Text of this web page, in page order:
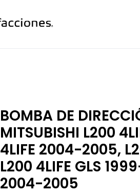
BOMBA DE
MITSUBISHI L200
4LIFE 2004-2005,
L200 4LIFE GLS
2004-2005